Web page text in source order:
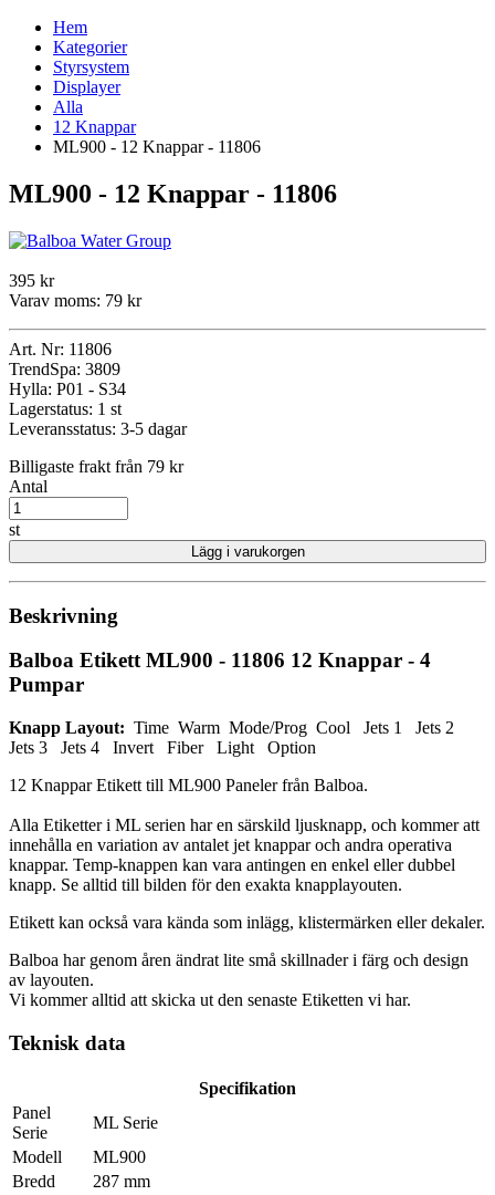
Hem
Kategorier
Styrsystem
Displayer
Alla
12 Knappar
ML900 - 12 Knappar - 11806
ML900 - 12 Knappar - 11806
395 kr
Varav moms: 79 kr
Art. Nr: 11806
TrendSpa: 3809
Hylla: P01 - S34
Lagerstatus: 1 st
Leveransstatus: 3-5 dagar
Billigaste frakt från 79 kr
Antal
st
Lägg i varukorgen
Beskrivning
Balboa Etikett ML900 - 11806 12 Knappar - 4
Pumpar
Knapp Layout: Time Warm Mode/Prog Cool Jets 1 Jets 2
Jets 3 Jets 4 Invert Fiber Light Option
12 Knappar Etikett till ML900 Paneler från Balboa.
Alla Etiketter i ML serien har en särskild ljusknapp, och kommer att
innehålla en variation av antalet jet knappar och andra operativa
knappar. Temp-knappen kan vara antingen en enkel eller dubbel
knapp. Se alltid till bilden för den exakta knapplayouten.
Etikett kan också vara kända som inlägg, klistermärken eller dekaler.
Balboa har genom åren ändrat lite små skillnader i färg och design
av layouten.
Vi kommer alltid att skicka ut den senaste Etiketten vi har.
Teknisk data
Specifikation
Panel
Serie
ML Serie
Modell
ML900
Bredd
287 mm